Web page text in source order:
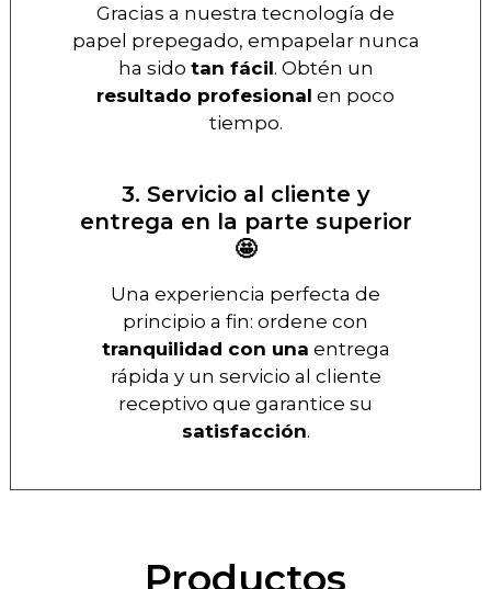
Gracias a nuestra tecnología de
papel prepegado, empapelar nunca
ha sido tan fácil. Obtén un
resultado profesional en poco
tiempo.
3. Servicio al cliente y
entrega en la parte superior
🤩
Una experiencia perfecta de
principio a fin: ordene con
tranquilidad con una entrega
rápida y un servicio al cliente
receptivo que garantice su
satisfacción.
Productos